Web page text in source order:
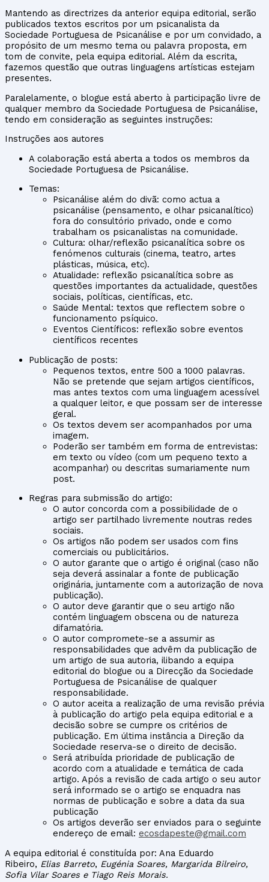
Mantendo as directrizes da anterior equipa editorial, serão
publicados textos escritos por um psicanalista da
Sociedade Portuguesa de Psicanálise e por um convidado, a
propósito de um mesmo tema ou palavra proposta, em
tom de convite, pela equipa editorial. Além da escrita,
fazemos questão que outras linguagens artísticas estejam
presentes.
Paralelamente, o blogue está aberto à participação livre de
qualquer membro da Sociedade Portuguesa de Psicanálise,
tendo em consideração as seguintes instruções:
Instruções aos autores
A colaboração está aberta a todos os membros da
Sociedade Portuguesa de Psicanálise.
Temas:
Psicanálise além do divã: como actua a
psicanálise (pensamento, e olhar psicanalítico)
fora do consultório privado, onde e como
trabalham os psicanalistas na comunidade.
Cultura: olhar/reflexão psicanalítica sobre os
fenómenos culturais (cinema, teatro, artes
plásticas, música, etc).
Atualidade: reflexão psicanalítica sobre as
questões importantes da actualidade, questões
sociais, políticas, científicas, etc.
Saúde Mental: textos que reflectem sobre o
funcionamento psíquico.
Eventos Científicos: reflexão sobre eventos
científicos recentes
Publicação de posts:
Pequenos textos, entre 500 a 1000 palavras.
Não se pretende que sejam artigos científicos,
mas antes textos com uma linguagem acessível
a qualquer leitor, e que possam ser de interesse
geral.
Os textos devem ser acompanhados por uma
imagem.
Poderão ser também em forma de entrevistas:
em texto ou vídeo (com um pequeno texto a
acompanhar) ou descritas sumariamente num
post.
Regras para submissão do artigo:
O autor concorda com a possibilidade de o
artigo ser partilhado livremente noutras redes
sociais.
Os artigos não podem ser usados com fins
comerciais ou publicitários.
O autor garante que o artigo é original (caso não
seja deverá assinalar a fonte de publicação
originária, juntamente com a autorização de nova
publicação).
O autor deve garantir que o seu artigo não
contém linguagem obscena ou de natureza
difamatória.
O autor compromete-se a assumir as
responsabilidades que advêm da publicação de
um artigo de sua autoria, ilibando a equipa
editorial do blogue ou a Direcção da Sociedade
Portuguesa de Psicanálise de qualquer
responsabilidade.
O autor aceita a realização de uma revisão prévia
à publicação do artigo pela equipa editorial e a
decisão sobre se cumpre os critérios de
publicação. Em última instância a Direção da
Sociedade reserva-se o direito de decisão.
Será atribuída prioridade de publicação de
acordo com a atualidade e temática de cada
artigo. Após a revisão de cada artigo o seu autor
será informado se o artigo se enquadra nas
normas de publicação e sobre a data da sua
publicação
Os artigos deverão ser enviados para o seguinte
endereço de email: ecosdapeste@gmail.com
A equipa editorial é constituída por: Ana Eduardo
Ribeiro, Elias Barreto, Eugénia Soares, Margarida Bilreiro,
Sofia Vilar Soares e Tiago Reis Morais.